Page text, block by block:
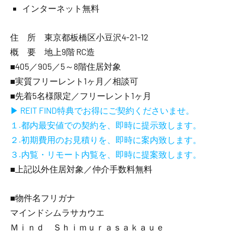
インターネット無料
住 所 東京都板橋区小豆沢4-21-12
概 要 地上9階 RC造
■405／905／5～8階住居対象
■実質フリーレント1ヶ月／相談可
■先着5名様限定／フリーレント1ヶ月
▶ REIT FIND特典でお得にご契約くださいませ。
１.都内最安値での契約を、即時に提示致します。
２.初期費用のお見積りを、即時に案内致します。
３.内覧・リモート内覧を、即時に提案致します。
■上記以外住居対象／仲介手数料無料
■物件名フリガナ
マインドシムラサカウエ
Ｍｉｎｄ Ｓｈｉｍｕｒａｓａｋａｕｅ